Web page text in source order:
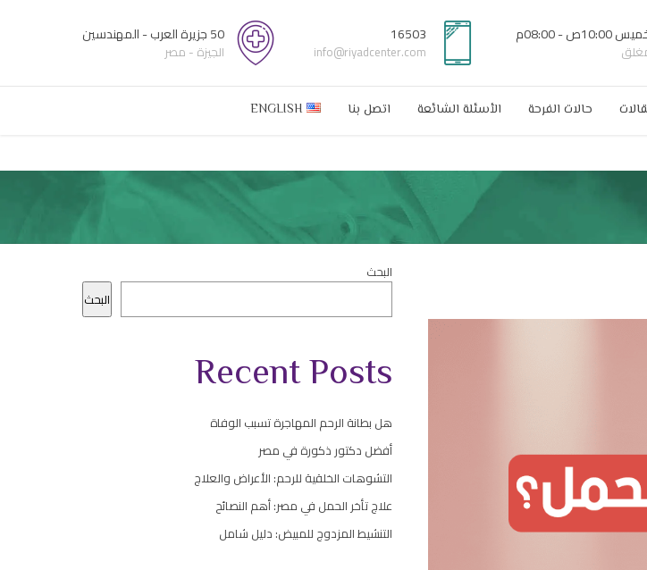
- 08:00م 16503
info@riyadcenter.com
50 جزيرة العرب - المهندسين
الجيزة - مصر
حالات الفرحة الأسئلة الشائعة اتصل بنا ENGLISH
البحث
البحث
Recent Posts
هل بطانة الرحم المهاجرة تسبب الوفاة
أفضل دكتور ذكورة في مصر
التشوهات الخلقية للرحم: الأعراض والعلاج
علاج تأخر الحمل في مصر: أهم النصائح
التنشيط المزدوج للمبيض: دليل شامل